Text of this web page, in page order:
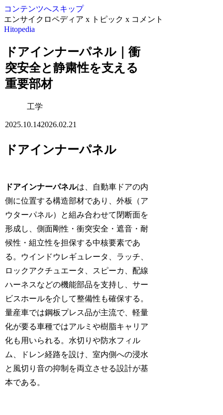
コンテンツへスキップ
エンサイクロペディア x トピック x コメント
Hitopedia
ドアインナーパネル｜衝
突安全と静粛性を支える
重要部材
工学
2025.10.142026.02.21
ドアインナーパネル
ドアインナーパネルは、自動車ドアの内
側に位置する構造部材であり、外板（ア
ウターパネル）と組み合わせて閉断面を
形成し、側面剛性・衝突安全・遮音・耐
候性・組立性を担保する中核要素であ
る。ウインドウレギュレータ、ラッチ、
ロックアクチュエータ、スピーカ、配線
ハーネスなどの機能部品を支持し、サー
ビスホールを介して整備性も確保する。
量産車では鋼板プレス品が主流で、軽量
化が要る車種ではアルミや樹脂キャリア
化も用いられる。水切りや防水フィル
ム、ドレン経路を設け、室内側への浸水
と風切り音の抑制を両立させる設計が基
本である。